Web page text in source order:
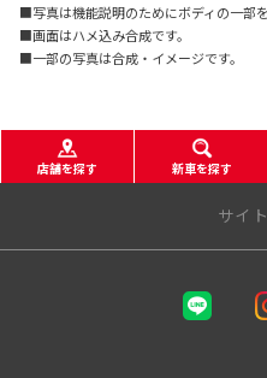
■写真は機能説明のためにボディの一部
■画面はハメ込み合成です。
■一部の写真は合成・イメージです。
店舗を探す 新車を探す
サイ
NTPトヨタ信州株式会社